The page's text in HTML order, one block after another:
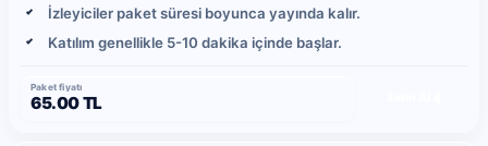
İzleyiciler paket süresi boyunca yayında kalır.
Katılım genellikle 5-10 dakika içinde başlar.
Paket fiyatı
65.00 TL